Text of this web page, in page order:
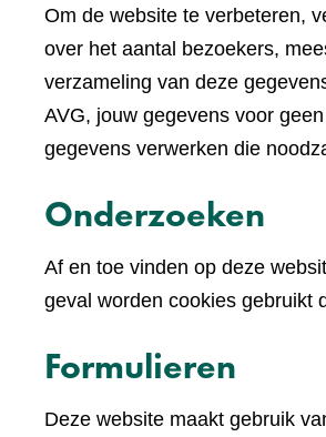
Om de website te verbeteren,
over het aantal bezoekers,
verzameling van deze
AVG, jouw gegevens voor
gegevens verwerken die
Onderzoeken
Af en toe vinden op deze
geval worden cookies gebruikt
Formulieren
Deze website maakt gebruik